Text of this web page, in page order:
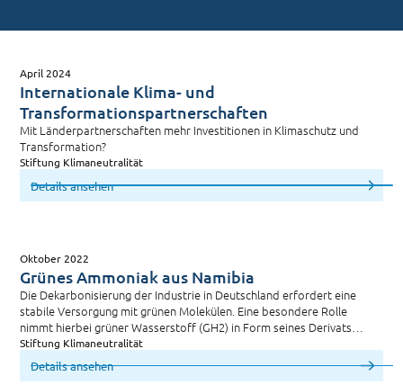
April 2024
Internationale Klima- und
Transformationspartnerschaften
Mit Länderpartnerschaften mehr Investitionen in Klimaschutz und
Transformation?
Stiftung Klimaneutralität
Details ansehen
Oktober 2022
Grünes Ammoniak aus Namibia
Die Dekarbonisierung der Industrie in Deutschland erfordert eine
stabile Versorgung mit grünen Molekülen. Eine besondere Rolle
nimmt hierbei grüner Wasserstoff (GH2) in Form seines Derivats
grünes Ammoniak ein. Da Deutschland auch in Zukunft Netto-
Energieimporteur bleiben wird, kommt es jetzt darauf an, die
Entwicklung von Grünwasserstoff-Projekten im Ausland aktiv zu
Stiftung Klimaneutralität
Details ansehen